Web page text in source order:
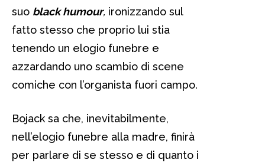
suo black humour, ironizzando sul
fatto stesso che proprio lui stia
tenendo un elogio funebre e
azzardando uno scambio di scene
comiche con l’organista fuori campo.
Bojack sa che, inevitabilmente,
nell’elogio funebre alla madre, finirà
per parlare di se stesso e di quanto i